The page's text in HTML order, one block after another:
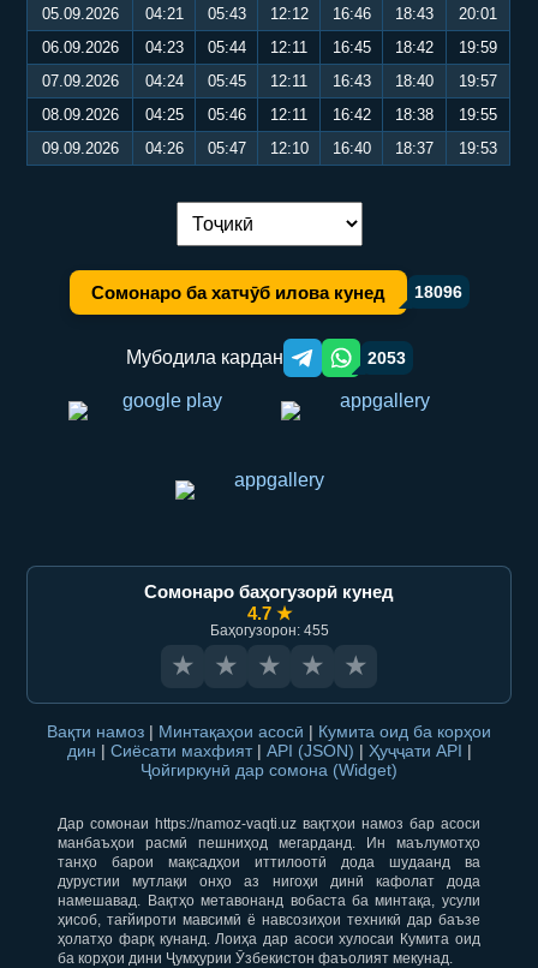
05.09.2026
04:21 05:43 12:12 16:46 18:43
20:01
06.09.2026
04:23 05:44 12:11 16:45 18:42
19:59
07.09.2026
04:24 05:45 12:11 16:43 18:40
19:57
08.09.2026
04:25 05:46 12:11 16:42 18:38
19:55
09.09.2026
04:26 05:47 12:10 16:40 18:37 19:53
Иваз кардани забон:
Сомонаро ба хатчӯб илова кунед 18096
Мубодила кардан Telegram orqali ulashish
WhatsApp orqali ulashish
2053
Сомонаро баҳогузорӣ кунед
4.7 ★
Баҳогузорон: 455
★ ★ ★ ★ ★
Вақти намоз | Минтақаҳои асосӣ | Кумита оид ба корҳои
дин | Сиёсати махфият | API (JSON) | Ҳуҷҷати API |
Ҷойгиркунӣ дар сомона (Widget)
Дар сомонаи https://namoz-vaqti.uz вақтҳои намоз бар асоси
манбаъҳои расмӣ пешниҳод мегарданд. Ин маълумотҳо
танҳо барои мақсадҳои иттилоотӣ дода шудаанд ва
дурустии мутлақи онҳо аз нигоҳи динӣ кафолат дода
намешавад. Вақтҳо метавонанд вобаста ба минтақа, усули
ҳисоб, тағйироти мавсимӣ ё навсозиҳои техникӣ дар баъзе
ҳолатҳо фарқ кунанд. Лоиҳа дар асоси хулосаи Кумита оид
ба корҳои дини Ҷумҳурии Ӯзбекистон фаъолият мекунад.